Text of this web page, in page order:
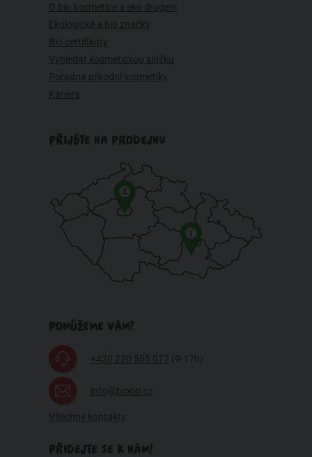
O bio kosmetice a eko drogerii
Ekologické a bio značky
Bio certifikáty
Vyhledat kosmetickou složku
Poradna přírodní kosmetiky
Kariéra
PŘIJĎTE NA PRODEJNU
1
4
POMŮŽEME VÁM?
+420 220 555 077 (9-17h)
info@biooo.cz
Všechny kontakty
PŘIDEJTE SE K NÁM!